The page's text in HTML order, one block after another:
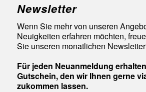
Newsletter
Wenn Sie mehr von unseren
Neuigkeiten erfahren möchten,
Sie unseren monatlichen
Für jeden Neuanmeldung
Gutschein, den wir Ihnen gerne
zukommen lassen.